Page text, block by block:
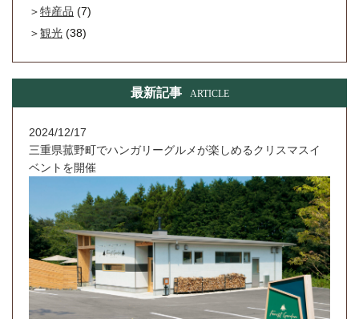
特産品 (7)
観光 (38)
最新記事 ARTICLE
2024/12/17
三重県菰野町でハンガリーグルメが楽しめるクリスマスイ
ベントを開催